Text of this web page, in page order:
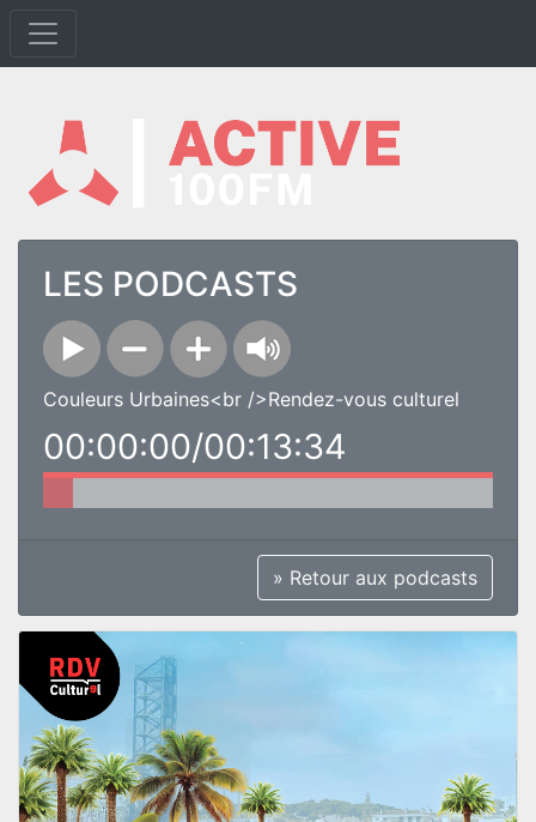
LES PODCASTS
Couleurs Urbaines<br />Rendez-vous culturel
00:00:00/00:13:34
» Retour aux podcasts